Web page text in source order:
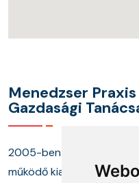
Menedzser
Gazdasági
2005-ben alapított
működő kiadónk, képzési